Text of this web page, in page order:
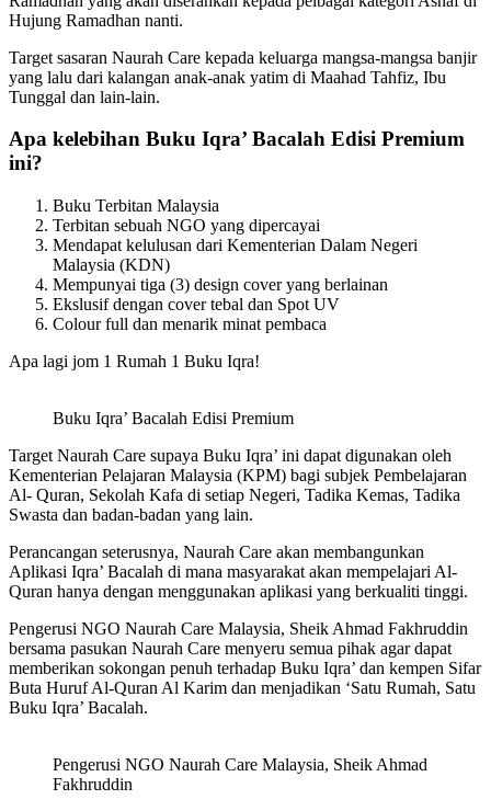
Hujung Ramadhan nanti.
Target sasaran Naurah Care kepada keluarga mangsa-mangsa banjir
yang lalu dari kalangan anak-anak yatim di Maahad Tahfiz, Ibu
Tunggal dan lain-lain.
Apa kelebihan Buku Iqra’ Bacalah Edisi Premium
ini?
Buku Terbitan Malaysia
Terbitan sebuah NGO yang dipercayai
Mendapat kelulusan dari Kementerian Dalam Negeri
Malaysia (KDN)
Mempunyai tiga (3) design cover yang berlainan
Ekslusif dengan cover tebal dan Spot UV
Colour full dan menarik minat pembaca
Apa lagi jom 1 Rumah 1 Buku Iqra!
Buku Iqra’ Bacalah Edisi Premium
Target Naurah Care supaya Buku Iqra’ ini dapat digunakan oleh
Kementerian Pelajaran Malaysia (KPM) bagi subjek Pembelajaran
Al- Quran, Sekolah Kafa di setiap Negeri, Tadika Kemas, Tadika
Swasta dan badan-badan yang lain.
Perancangan seterusnya, Naurah Care akan membangunkan
Aplikasi Iqra’ Bacalah di mana masyarakat akan mempelajari Al-
Quran hanya dengan menggunakan aplikasi yang berkualiti tinggi.
Pengerusi NGO Naurah Care Malaysia, Sheik Ahmad Fakhruddin
bersama pasukan Naurah Care menyeru semua pihak agar dapat
memberikan sokongan penuh terhadap Buku Iqra’ dan kempen Sifar
Buta Huruf Al-Quran Al Karim dan menjadikan ‘Satu Rumah, Satu
Buku Iqra’ Bacalah.
Pengerusi NGO Naurah Care Malaysia, Sheik Ahmad
Fakhruddin